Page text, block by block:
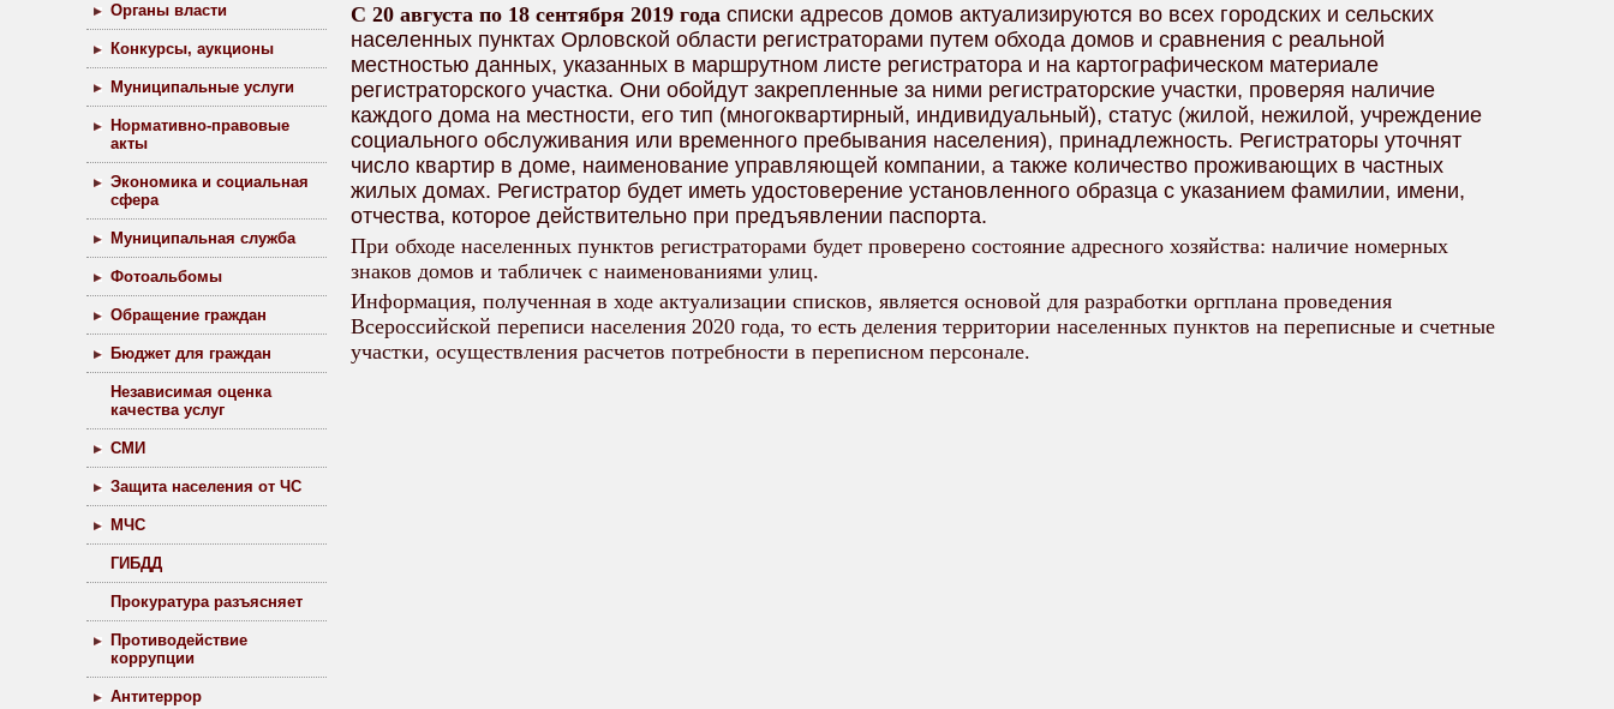
Органы власти
Конкурсы, аукционы
Муниципальные услуги
Нормативно-правовые
акты
Экономика и социальная
сфера
Муниципальная служба
Фотоальбомы
Обращение граждан
Бюджет для граждан
Независимая оценка
качества услуг
СМИ
Защита населения от ЧС
МЧС
ГИБДД
Прокуратура разъясняет
Противодействие
коррупции
Антитеррор
С 20 августа по 18 сентября 2019 года списки адресов домов актуализируются во всех городских и сельских
населенных пунктах Орловской области регистраторами путем обхода домов и сравнения с реальной
местностью данных, указанных в маршрутном листе регистратора и на картографическом материале
регистраторского участка. Они обойдут закрепленные за ними регистраторские участки, проверяя наличие
каждого дома на местности, его тип (многоквартирный, индивидуальный), статус (жилой, нежилой, учреждение
социального обслуживания или временного пребывания населения), принадлежность. Регистраторы уточнят
число квартир в доме, наименование управляющей компании, а также количество проживающих в частных
жилых домах. Регистратор будет иметь удостоверение установленного образца с указанием фамилии, имени,
отчества, которое действительно при предъявлении паспорта.
При обходе населенных пунктов регистраторами будет проверено состояние адресного хозяйства: наличие номерных
знаков домов и табличек с наименованиями улиц.
Информация, полученная в ходе актуализации списков, является основой для разработки оргплана проведения
Всероссийской переписи населения 2020 года, то есть деления территории населенных пунктов на переписные и счетные
участки, осуществления расчетов потребности в переписном персонале.